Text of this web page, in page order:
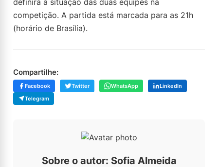
definirá a situação das duas equipes na
competição. A partida está marcada para as 21h
(horário de Brasília).
Compartilhe:
Facebook Twitter WhatsApp
LinkedIn
Telegram
Sobre o autor: Sofia Almeida